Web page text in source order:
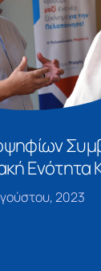
Ενότητα
2023